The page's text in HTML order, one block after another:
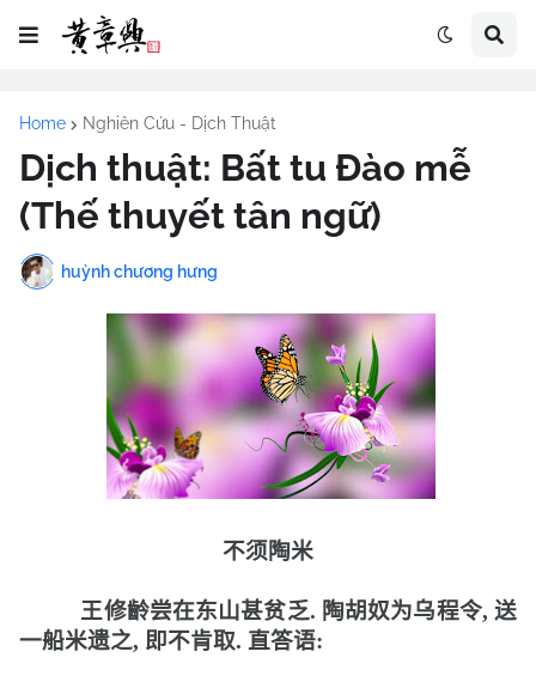
Home Nghiên Cứu - Dịch Thuật
Dịch thuật: Bất tu Đào mễ
(Thế thuyết tân ngữ)
huỳnh chương hưng
不须陶米
王修齡尝在东山甚贫乏. 陶胡奴为乌程令, 送
一船米遗之, 即不肯取. 直答语: